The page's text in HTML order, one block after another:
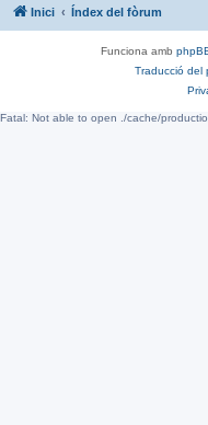
Inici Índex del fòrum
Funciona amb
Traducció del
Fatal: Not able to open ./cache/